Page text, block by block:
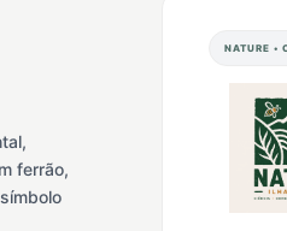
ferrão,
NATURE •